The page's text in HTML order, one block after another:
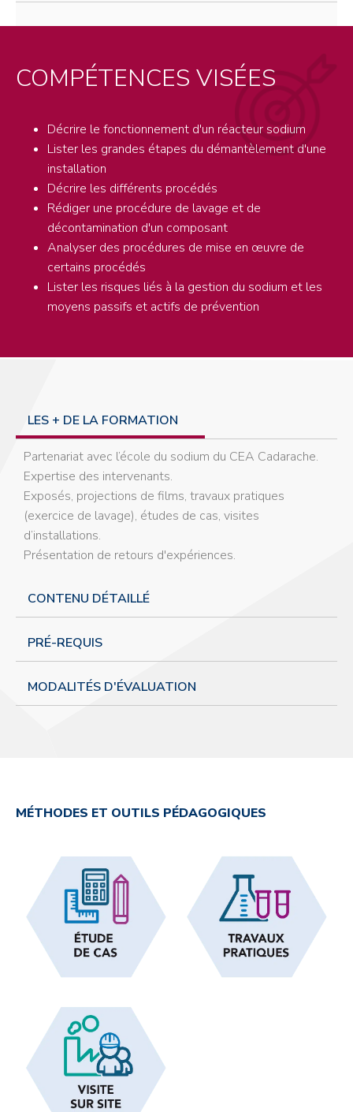
COMPÉTENCES VISÉES
Décrire le fonctionnement d'un réacteur sodium
Lister les grandes étapes du démantèlement d'une
installation
Décrire les différents procédés
Rédiger une procédure de lavage et de
décontamination d'un composant
Analyser des procédures de mise en œuvre de
certains procédés
Lister les risques liés à la gestion du sodium et les
moyens passifs et actifs de prévention
LES + DE LA FORMATION
Partenariat avec l’école du sodium du CEA Cadarache.
Expertise des intervenants.
Exposés, projections de films, travaux pratiques
(exercice de lavage), études de cas, visites
d’installations.
Présentation de retours d'expériences.
CONTENU DÉTAILLÉ
PRÉ-REQUIS
MODALITÉS D'ÉVALUATION
MÉTHODES ET OUTILS PÉDAGOGIQUES